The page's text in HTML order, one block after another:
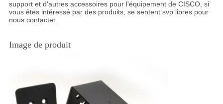
support et d'autres accessoires pour l'équipement de CISCO, si
vous êtes intéressé par des produits, se sentent svp libres pour
nous contacter.
Image de produit